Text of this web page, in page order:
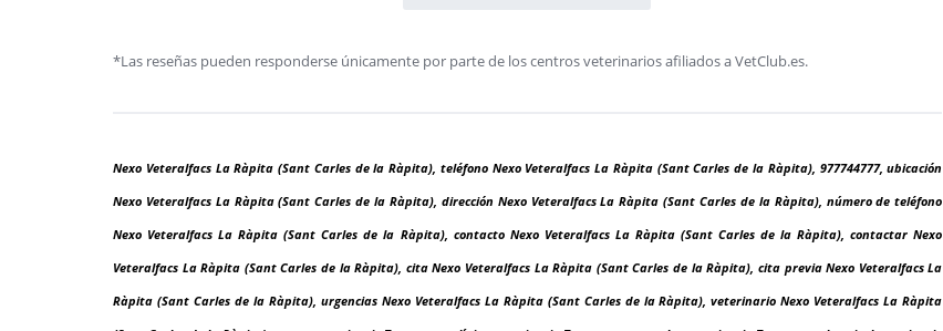
*Las reseñas pueden responderse únicamente por parte de los centros veterinarios afiliados a VetClub.es.
Nexo Veteralfacs La Ràpita (Sant Carles de la Ràpita), teléfono Nexo Veteralfacs La Ràpita (Sant Carles de la Ràpita), 977744777, ubicación
Nexo Veteralfacs La Ràpita (Sant Carles de la Ràpita), dirección Nexo Veteralfacs La Ràpita (Sant Carles de la Ràpita), número de teléfono
Nexo Veteralfacs La Ràpita (Sant Carles de la Ràpita), contacto Nexo Veteralfacs La Ràpita (Sant Carles de la Ràpita), contactar Nexo
Veteralfacs La Ràpita (Sant Carles de la Ràpita), cita Nexo Veteralfacs La Ràpita (Sant Carles de la Ràpita), cita previa Nexo Veteralfacs La
Ràpita (Sant Carles de la Ràpita), urgencias Nexo Veteralfacs La Ràpita (Sant Carles de la Ràpita), veterinario Nexo Veteralfacs La Ràpita